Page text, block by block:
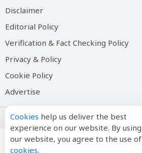
Disclaimer
Editorial Policy
Verification & Fact Checking Policy
Privacy & Policy
Cookie Policy
Advertise
Copyright © 2026 Salam Hindustan
Cookies help us deliver the best
experience on our website. By using
our website, you agree to the use of
cookies.